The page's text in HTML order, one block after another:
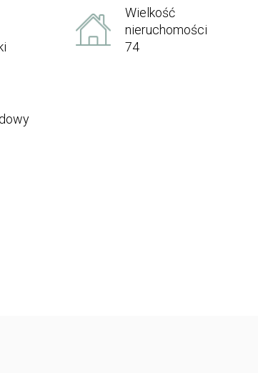
Wielkość
nieruchomości
74